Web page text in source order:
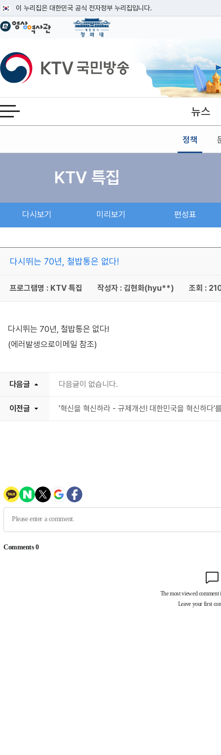
이 누리집은 대한민국 공식 전자정부 누리집입니다.
공식 누리집 주소 확인하기
이밖에 or.kr 또는 .kr등 다른 도메인 주소를 사용하고 있다면 아래 URL에서
운영중인 공식 누리집보기
KTV국민방송
전체메뉴 열기 뉴스
정책
본문
KTV 특집
다시보기 미리보기 편성표
다시뛰는 70년, 철밥통은 없다!
프로그램명 : KTV 특집 작성자 : 김현화(hyu**) 조회 :
다시뛰는 70년, 철밥통은 없다!
(에러발생으로이메일 참조)
다음글 다음글이 없습니다.
이전글 '혁신을 혁신하라 - 규제개선! 대한민국을 혁신하다'